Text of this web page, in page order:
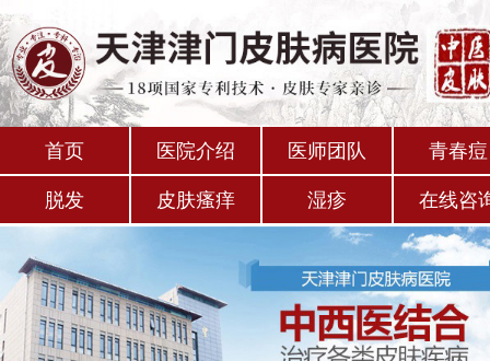
首页 医院介绍 医师团队 青春痘
脱发 皮肤瘙痒 湿疹 在线咨